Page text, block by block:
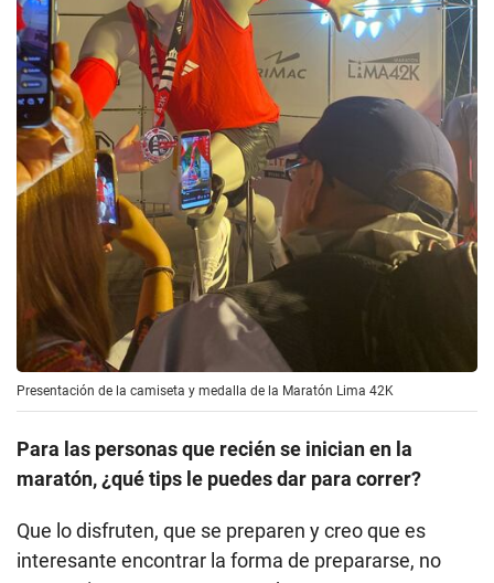
Presentación de la camiseta y medalla de la Maratón Lima 42K
Para las personas que recién se inician en la
maratón, ¿qué tips le puedes dar para correr?
Que lo disfruten, que se preparen y creo que es
interesante encontrar la forma de prepararse, no